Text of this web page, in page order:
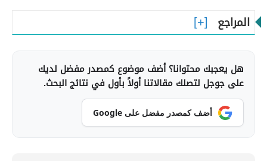
المراجع
هل يعجبك محتوانا؟ أضف موضوع كمصدر مفضل لديك
على جوجل لتصلك مقالاتنا أولاً بأول في نتائج البحث.
أضف كمصدر مفضل على Google